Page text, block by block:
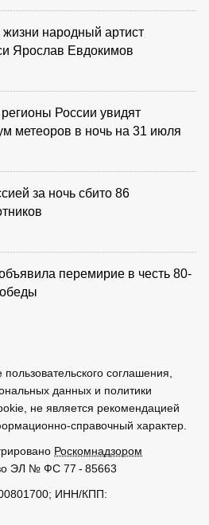
народный артист
Ярослав Евдокимов
России увидят
метеоров в ночь на 31 июля
за ночь сбито 86
перемирие в честь 80-
соглашения,
данных и политики
не является рекомендацией
справочный характер.
Роскомнадзором
ЭЛ № ФС 77 - 85663
ИНН/КПП: